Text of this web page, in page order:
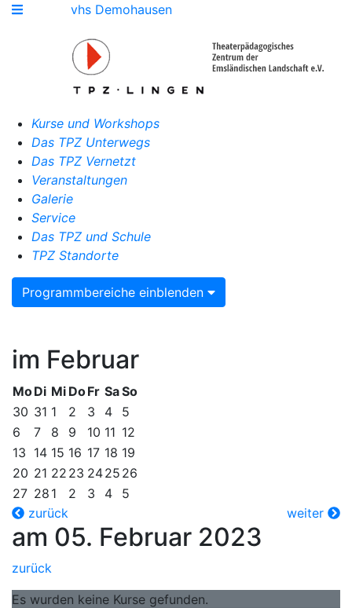
vhs Demohausen
Kurse und Workshops
Das TPZ Unterwegs
Das TPZ Vernetzt
Veranstaltungen
Galerie
Service
Das TPZ und Schule
TPZ Standorte
Programmbereiche einblenden
im Februar
MoDi Mi DoFr SaSo
30 31 1 2 3 4
5
6
7 8 9 10 11 12
13 14 15 16 17 18 19
20 21 22 23 2425 26
27 28 1 2 3 4
5
zurück
weiter
am 05. Februar 2023
zurück
Es wurden keine Kurse gefunden.